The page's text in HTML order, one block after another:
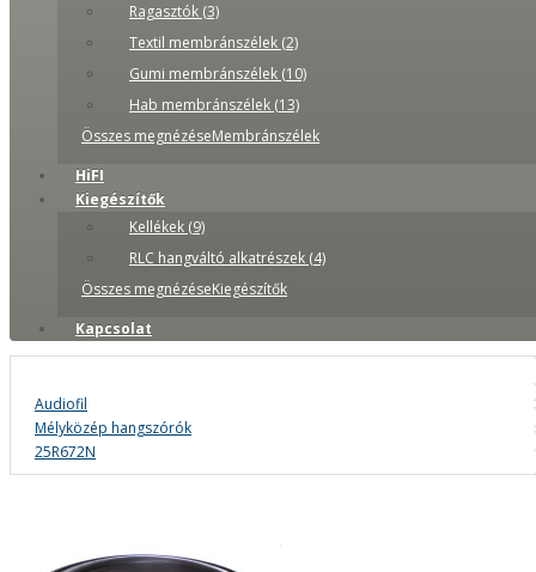
Ragasztók (3)
Textil membránszélek (2)
Gumi membránszélek (10)
Hab membránszélek (13)
Összes megnézéseMembránszélek
HiFI
Kiegészítők
Kellékek (9)
RLC hangváltó alkatrészek (4)
Összes megnézéseKiegészítők
Kapcsolat
Audiofil
Mélyközép hangszórók
25R672N